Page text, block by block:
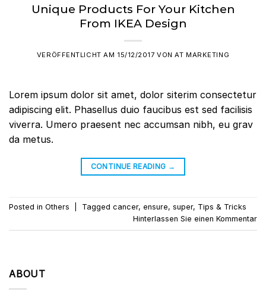
Unique Products For Your Kitchen
From IKEA Design
VERÖFFENTLICHT AM 15/12/2017 VONAT MARKETING
Lorem ipsum dolor sit amet, dolor siterim consectetur
adipiscing elit. Phasellus duio faucibus est sed facilisis
viverra. Umero praesent nec accumsan nibh, eu grav
da metus.
CONTINUE READING →
Posted in Others Tagged cancer, ensure, super, Tips & Tricks
Hinterlassen Sie einen Kommentar
ABOUT